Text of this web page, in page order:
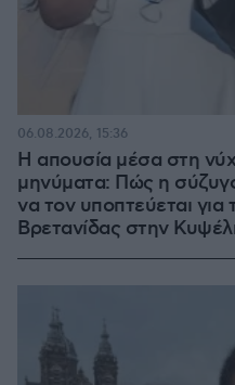
Η απουσία μέσα στη
μηνύματα: Πώς η
να τον υποπτεύεται για
Βρετανίδας στην
06.08.2026, 15:36